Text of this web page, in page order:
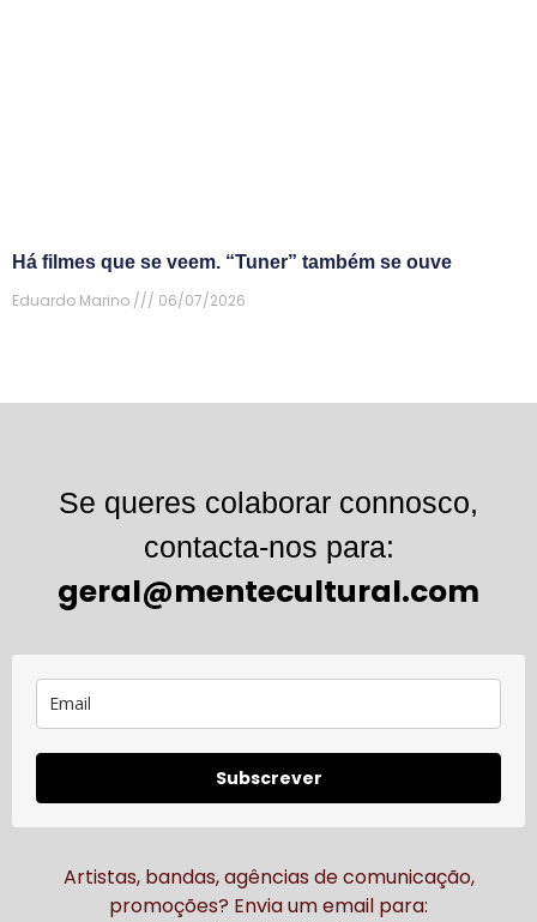
Há filmes que se veem. “Tuner” também se ouve
Eduardo Marino
06/07/2026
Se queres colaborar connosco,
contacta-nos para:
geral@mentecultural.com
Subscrever
Artistas, bandas, agências de comunicação,
promoções? Envia um email para: